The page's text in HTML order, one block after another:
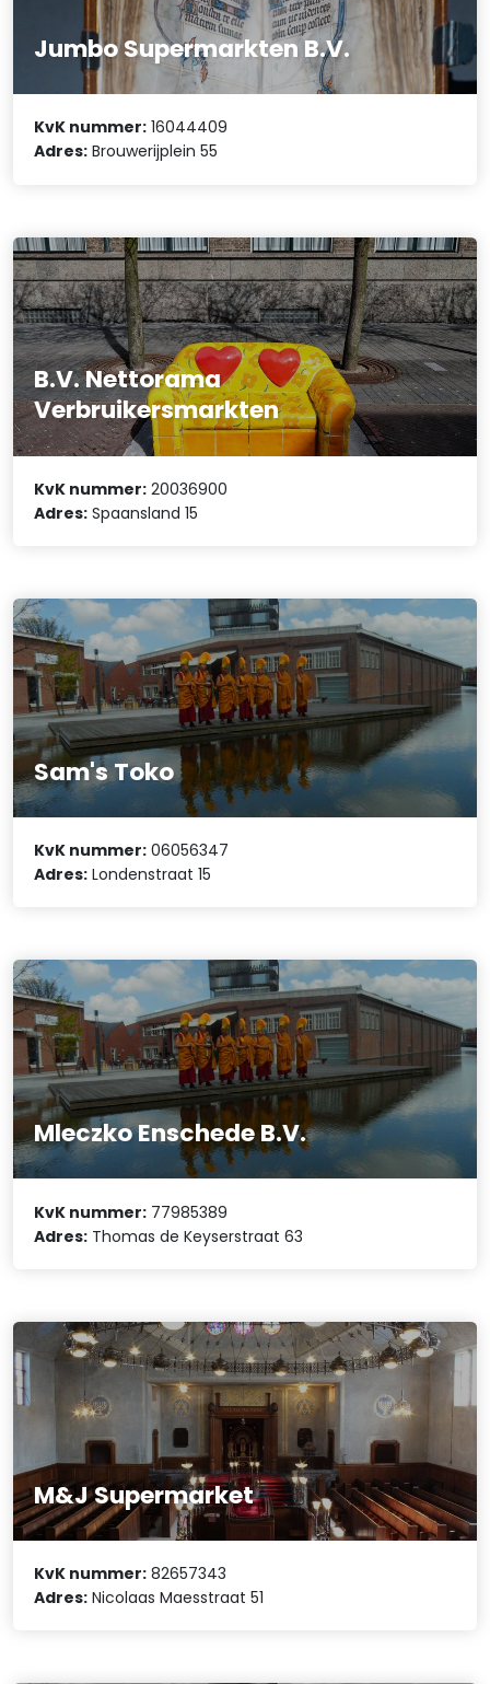
Jumbo Supermarkten B.V.
KvK nummer: 16044409
Adres: Brouwerijplein 55
B.V. Nettorama
Verbruikersmarkten
KvK nummer: 20036900
Adres: Spaansland 15
Sam's Toko
KvK nummer: 06056347
Adres: Londenstraat 15
Mleczko Enschede B.V.
KvK nummer: 77985389
Adres: Thomas de Keyserstraat 63
M&J Supermarket
KvK nummer: 82657343
Adres: Nicolaas Maesstraat 51